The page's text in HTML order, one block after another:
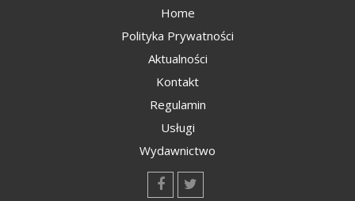
Home
Polityka Prywatności
Aktualności
Kontakt
Regulamin
Usługi
Wydawnictwo